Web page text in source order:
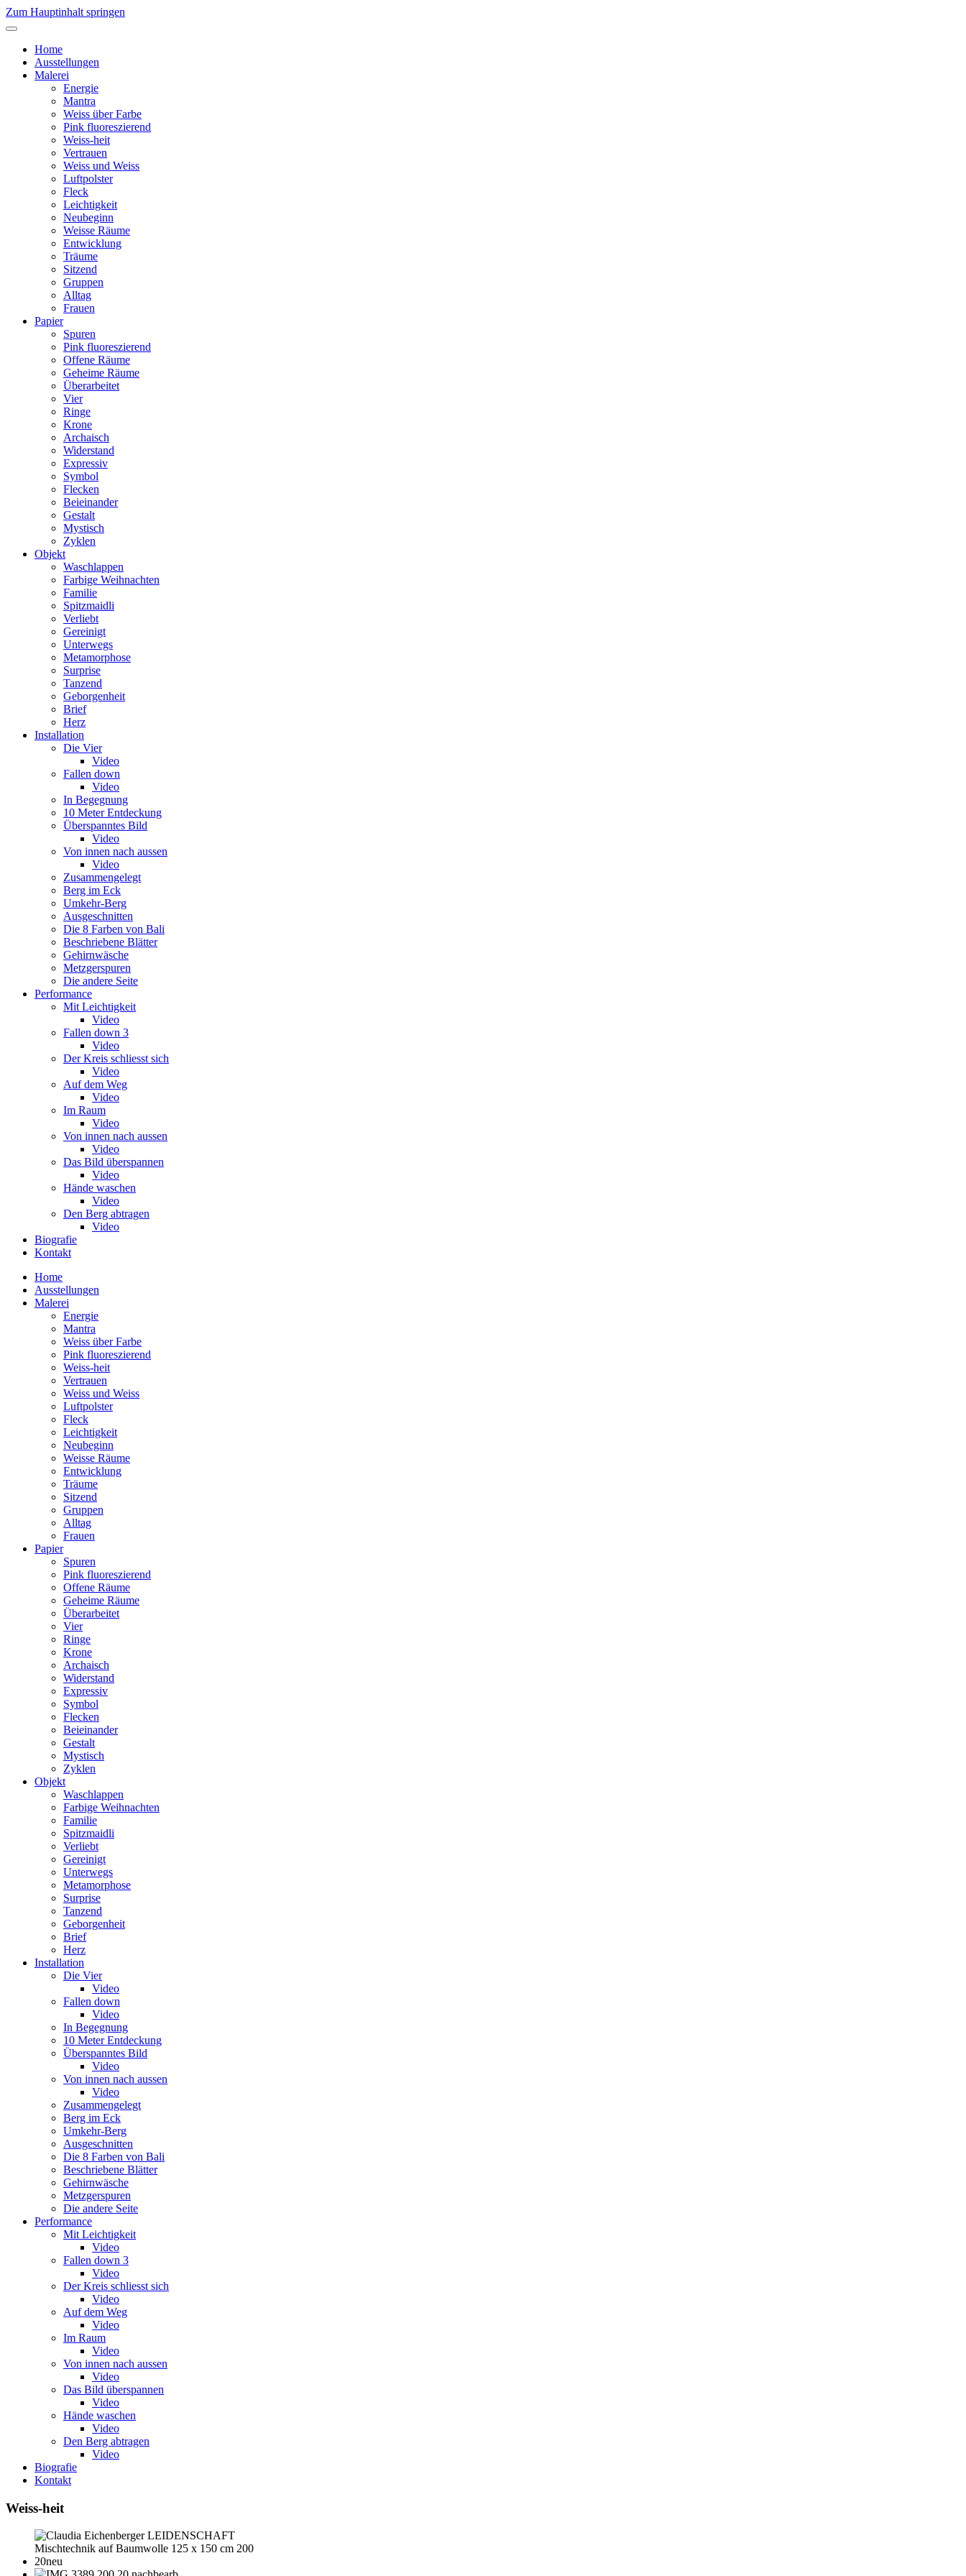
Zum Hauptinhalt springen
Home
Ausstellungen
Malerei
Energie
Mantra
Weiss über Farbe
Pink fluoreszierend
Weiss-heit
Vertrauen
Weiss und Weiss
Luftpolster
Fleck
Leichtigkeit
Neubeginn
Weisse Räume
Entwicklung
Träume
Sitzend
Gruppen
Alltag
Frauen
Papier
Spuren
Pink fluoreszierend
Offene Räume
Geheime Räume
Überarbeitet
Vier
Ringe
Krone
Archaisch
Widerstand
Expressiv
Symbol
Flecken
Beieinander
Gestalt
Mystisch
Zyklen
Objekt
Waschlappen
Farbige Weihnachten
Familie
Spitzmaidli
Verliebt
Gereinigt
Unterwegs
Metamorphose
Surprise
Tanzend
Geborgenheit
Brief
Herz
Installation
Die Vier
Video
Fallen down
Video
In Begegnung
10 Meter Entdeckung
Überspanntes Bild
Video
Von innen nach aussen
Video
Zusammengelegt
Berg im Eck
Umkehr-Berg
Ausgeschnitten
Die 8 Farben von Bali
Beschriebene Blätter
Gehirnwäsche
Metzgerspuren
Die andere Seite
Performance
Mit Leichtigkeit
Video
Fallen down 3
Video
Der Kreis schliesst sich
Video
Auf dem Weg
Video
Im Raum
Video
Von innen nach aussen
Video
Das Bild überspannen
Video
Hände waschen
Video
Den Berg abtragen
Video
Biografie
Kontakt
Home
Ausstellungen
Malerei
Energie
Mantra
Weiss über Farbe
Pink fluoreszierend
Weiss-heit
Vertrauen
Weiss und Weiss
Luftpolster
Fleck
Leichtigkeit
Neubeginn
Weisse Räume
Entwicklung
Träume
Sitzend
Gruppen
Alltag
Frauen
Papier
Spuren
Pink fluoreszierend
Offene Räume
Geheime Räume
Überarbeitet
Vier
Ringe
Krone
Archaisch
Widerstand
Expressiv
Symbol
Flecken
Beieinander
Gestalt
Mystisch
Zyklen
Objekt
Waschlappen
Farbige Weihnachten
Familie
Spitzmaidli
Verliebt
Gereinigt
Unterwegs
Metamorphose
Surprise
Tanzend
Geborgenheit
Brief
Herz
Installation
Die Vier
Video
Fallen down
Video
In Begegnung
10 Meter Entdeckung
Überspanntes Bild
Video
Von innen nach aussen
Video
Zusammengelegt
Berg im Eck
Umkehr-Berg
Ausgeschnitten
Die 8 Farben von Bali
Beschriebene Blätter
Gehirnwäsche
Metzgerspuren
Die andere Seite
Performance
Mit Leichtigkeit
Video
Fallen down 3
Video
Der Kreis schliesst sich
Video
Auf dem Weg
Video
Im Raum
Video
Von innen nach aussen
Video
Das Bild überspannen
Video
Hände waschen
Video
Den Berg abtragen
Video
Biografie
Kontakt
Weiss-heit